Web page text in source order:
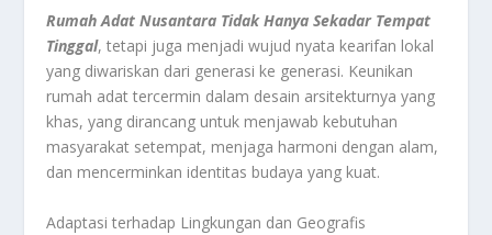
Rumah Adat Nusantara Tidak Hanya Sekadar Tempat
Tinggal, tetapi juga menjadi wujud nyata kearifan lokal
yang diwariskan dari generasi ke generasi. Keunikan
rumah adat tercermin dalam desain arsitekturnya yang
khas, yang dirancang untuk menjawab kebutuhan
masyarakat setempat, menjaga harmoni dengan alam,
dan mencerminkan identitas budaya yang kuat.
Adaptasi terhadap Lingkungan dan Geografis